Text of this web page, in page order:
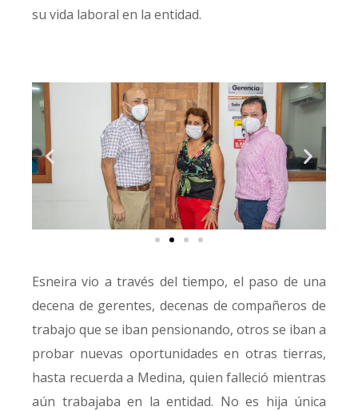
su vida laboral en la entidad.
Esneira vio a través del tiempo, el paso de una
decena de gerentes, decenas de compañeros de
trabajo que se iban pensionando, otros se iban a
probar nuevas oportunidades en otras tierras,
hasta recuerda a Medina, quien falleció mientras
aún trabajaba en la entidad. No es hija única